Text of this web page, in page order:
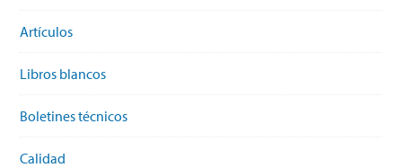
Artículos
Libros blancos
Boletines técnicos
Calidad